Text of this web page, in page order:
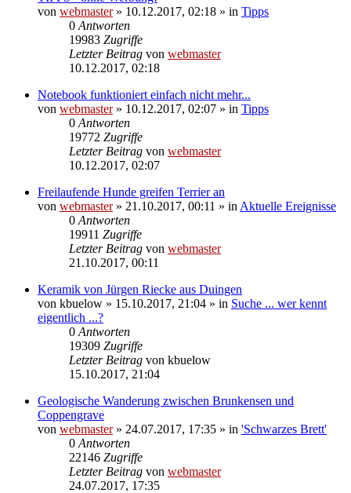
von webmaster» 10.12.2017, 02:18 » in Tipps
0 Antworten
19983 Zugriffe
Letzter Beitrag von webmaster
10.12.2017, 02:18
Notebook funktioniert einfach nicht mehr...
von webmaster» 10.12.2017, 02:07 » in Tipps
0 Antworten
19772 Zugriffe
Letzter Beitrag von webmaster
10.12.2017, 02:07
Freilaufende Hunde greifen Terrier an
von webmaster» 21.10.2017, 00:11 » in Aktuelle Ereignisse
0 Antworten
19911 Zugriffe
Letzter Beitrag von webmaster
21.10.2017, 00:11
Keramik von Jürgen Riecke aus Duingen
von kbuelow » 15.10.2017, 21:04 » in Suche ... wer kennt
eigentlich ...?
0 Antworten
19309 Zugriffe
Letzter Beitrag von kbuelow
15.10.2017, 21:04
Geologische Wanderung zwischen Brunkensen und
Coppengrave
von webmaster» 24.07.2017, 17:35 » in 'Schwarzes Brett'
0 Antworten
22146 Zugriffe
Letzter Beitrag von webmaster
24.07.2017, 17:35